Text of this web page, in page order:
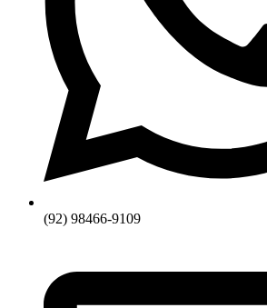
(92) 98466-9109